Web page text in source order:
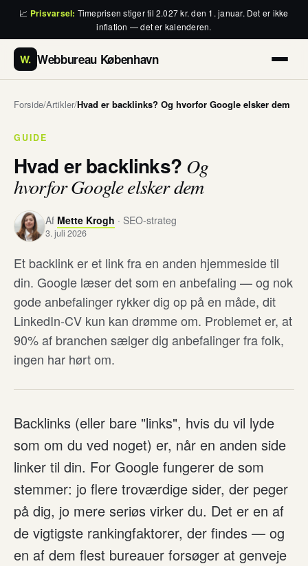
📈 Prisvarsel: Timeprisen stiger til 2.027 kr. den 1. januar. Det er ikke
inflation — det er kalenderen.
W. Webbureau København
Forside/Artikler/Hvad er backlinks? Og hvorfor Google elsker dem
GUIDE
Hvad er backlinks? Og
hvorfor Google elsker dem
Af Mette Krogh · SEO-strateg
3. juli 2026
Et backlink er et link fra en anden hjemmeside til
din. Google læser det som en anbefaling — og nok
gode anbefalinger rykker dig op på en måde, dit
LinkedIn-CV kun kan drømme om. Problemet er, at
90% af branchen sælger dig anbefalinger fra folk,
ingen har hørt om.
Backlinks (eller bare "links", hvis du vil lyde
som om du ved noget) er, når en anden side
linker til din. For Google fungerer de som
stemmer: jo flere troværdige sider, der peger
på dig, jo mere seriøs virker du. Det er en af
de vigtigste rankingfaktorer, der findes — og
en af dem flest bureauer forsøger at genveje